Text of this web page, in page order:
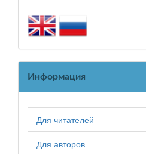
Информация
Для читателей
Для авторов